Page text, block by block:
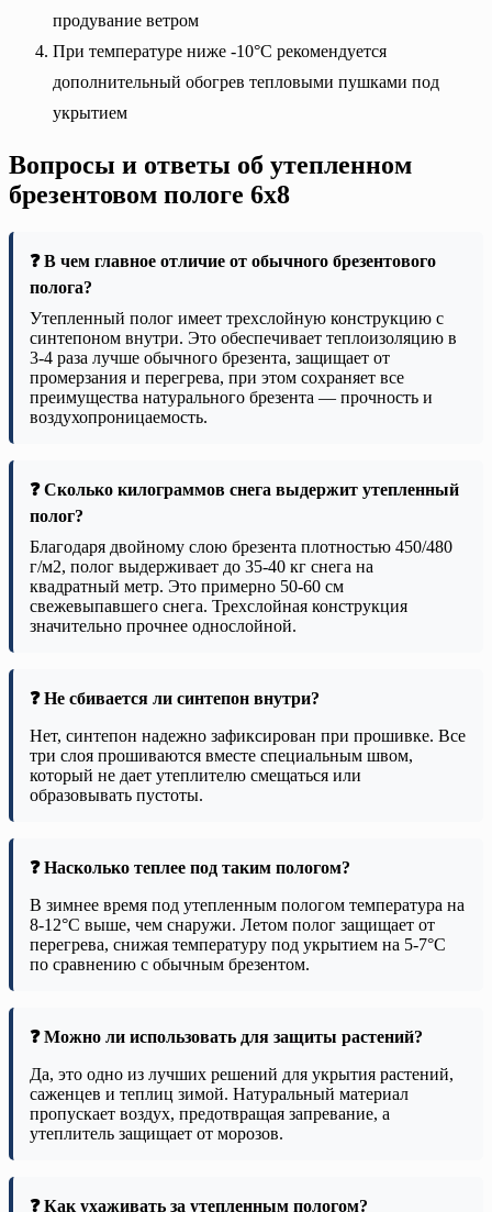
продувание ветром
При температуре ниже -10°C рекомендуется
дополнительный обогрев тепловыми пушками под
укрытием
Вопросы и ответы об утепленном
брезентовом пологе 6х8
❓ В чем главное отличие от обычного брезентового
полога?
Утепленный полог имеет трехслойную конструкцию с
синтепоном внутри. Это обеспечивает теплоизоляцию в
3-4 раза лучше обычного брезента, защищает от
промерзания и перегрева, при этом сохраняет все
преимущества натурального брезента — прочность и
воздухопроницаемость.
❓ Сколько килограммов снега выдержит утепленный
полог?
Благодаря двойному слою брезента плотностью 450/480
г/м2, полог выдерживает до 35-40 кг снега на
квадратный метр. Это примерно 50-60 см
свежевыпавшего снега. Трехслойная конструкция
значительно прочнее однослойной.
❓ Не сбивается ли синтепон внутри?
Нет, синтепон надежно зафиксирован при прошивке. Все
три слоя прошиваются вместе специальным швом,
который не дает утеплителю смещаться или
образовывать пустоты.
❓ Насколько теплее под таким пологом?
В зимнее время под утепленным пологом температура на
8-12°C выше, чем снаружи. Летом полог защищает от
перегрева, снижая температуру под укрытием на 5-7°C
по сравнению с обычным брезентом.
❓ Можно ли использовать для защиты растений?
Да, это одно из лучших решений для укрытия растений,
саженцев и теплиц зимой. Натуральный материал
пропускает воздух, предотвращая запревание, а
утеплитель защищает от морозов.
❓ Как ухаживать за утепленным пологом?